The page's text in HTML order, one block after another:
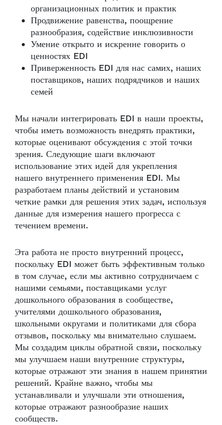
организационных политик и практик
Продвижение равенства, поощрение
разнообразия, содействие инклюзивности
Умение открыто и искренне говорить о
ценностях EDI
Приверженность EDI для нас самих, наших
поставщиков, наших подрядчиков и наших
семей
Мы начали интегрировать EDI в наши проекты,
чтобы иметь возможность внедрять практики,
которые оценивают обсуждения с этой точки
зрения. Следующие шаги включают
использование этих идей для укрепления
нашего внутреннего применения EDI. Мы
разработаем планы действий и установим
четкие рамки для решения этих задач, используя
данные для измерения нашего прогресса с
течением времени.
Эта работа не просто внутренний процесс,
поскольку EDI может быть эффективным только
в том случае, если мы активно сотрудничаем с
нашими семьями, поставщиками услуг
дошкольного образования в сообществе,
учителями дошкольного образования,
школьными округами и политиками для сбора
отзывов, поскольку мы внимательно слушаем.
Мы создадим циклы обратной связи, поскольку
мы улучшаем наши внутренние структуры,
которые отражают эти знания в нашем принятии
решений. Крайне важно, чтобы мы
устанавливали и улучшали эти отношения,
которые отражают разнообразие наших
сообществ.